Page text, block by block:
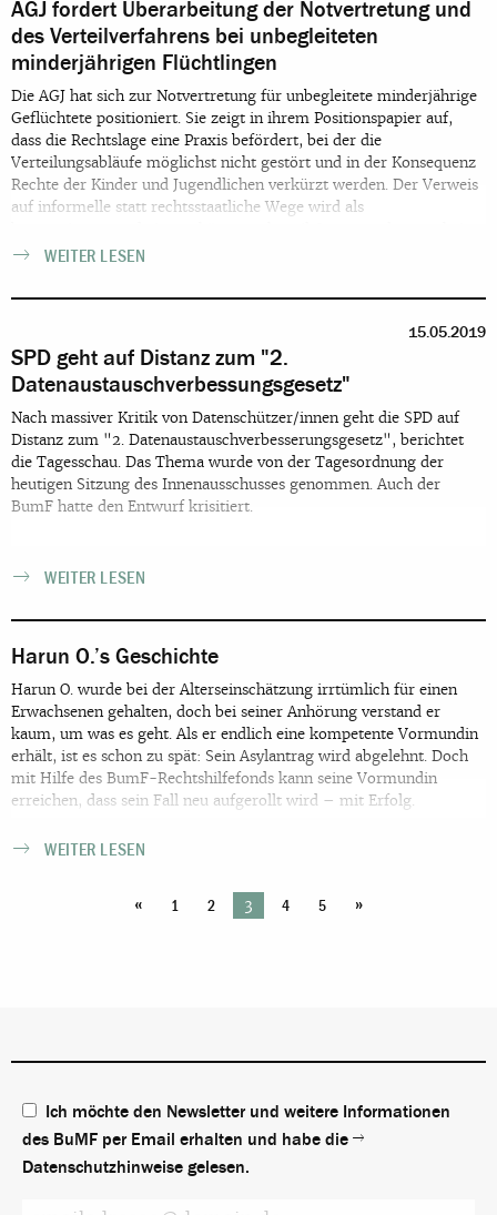
Empfehlungen.
AGJ fordert Überarbeitung der Notvertretung und
des Verteilverfahrens bei unbegleiteten
minderjährigen Flüchtlingen
Die AGJ hat sich zur Notvertretung für unbegleitete minderjährige
Geflüchtete positioniert. Sie zeigt in ihrem Positionspapier auf,
dass die Rechtslage eine Praxis befördert, bei der die
Verteilungsabläufe möglichst nicht gestört und in der Konsequenz
Rechte der Kinder und Jugendlichen verkürzt werden. Der Verweis
auf informelle statt rechtsstaatliche Wege wird als
Drehpunkt für den Zugang zu (Beschwerde-)Rechten sein darf.
WEITER LESEN
15.05.2019
SPD geht auf Distanz zum "2.
Datenaustauschverbessungsgesetz"
Nach massiver Kritik von Datenschützer/innen geht die SPD auf
Distanz zum "2. Datenaustauschverbesserungsgesetz", berichtet
die Tagesschau. Das Thema wurde von der Tagesordnung der
heutigen Sitzung des Innenausschusses genommen. Auch der
BumF hatte den Entwurf krisitiert.
WEITER LESEN
Harun O.’s Geschichte
Harun O. wurde bei der Alterseinschätzung irrtümlich für einen
Erwachsenen gehalten, doch bei seiner Anhörung verstand er
kaum, um was es geht. Als er endlich eine kompetente Vormundin
erhält, ist es schon zu spät: Sein Asylantrag wird abgelehnt. Doch
mit Hilfe des BumF-Rechtshilfefonds kann seine Vormundin
erreichen, dass sein Fall neu aufgerollt wird – mit Erfolg.
WEITER LESEN
« 1 2 3 4 5 »
Ich möchte den Newsletter und weitere Informationen
des BuMF per Email erhalten und habe die
Datenschutzhinweise gelesen.